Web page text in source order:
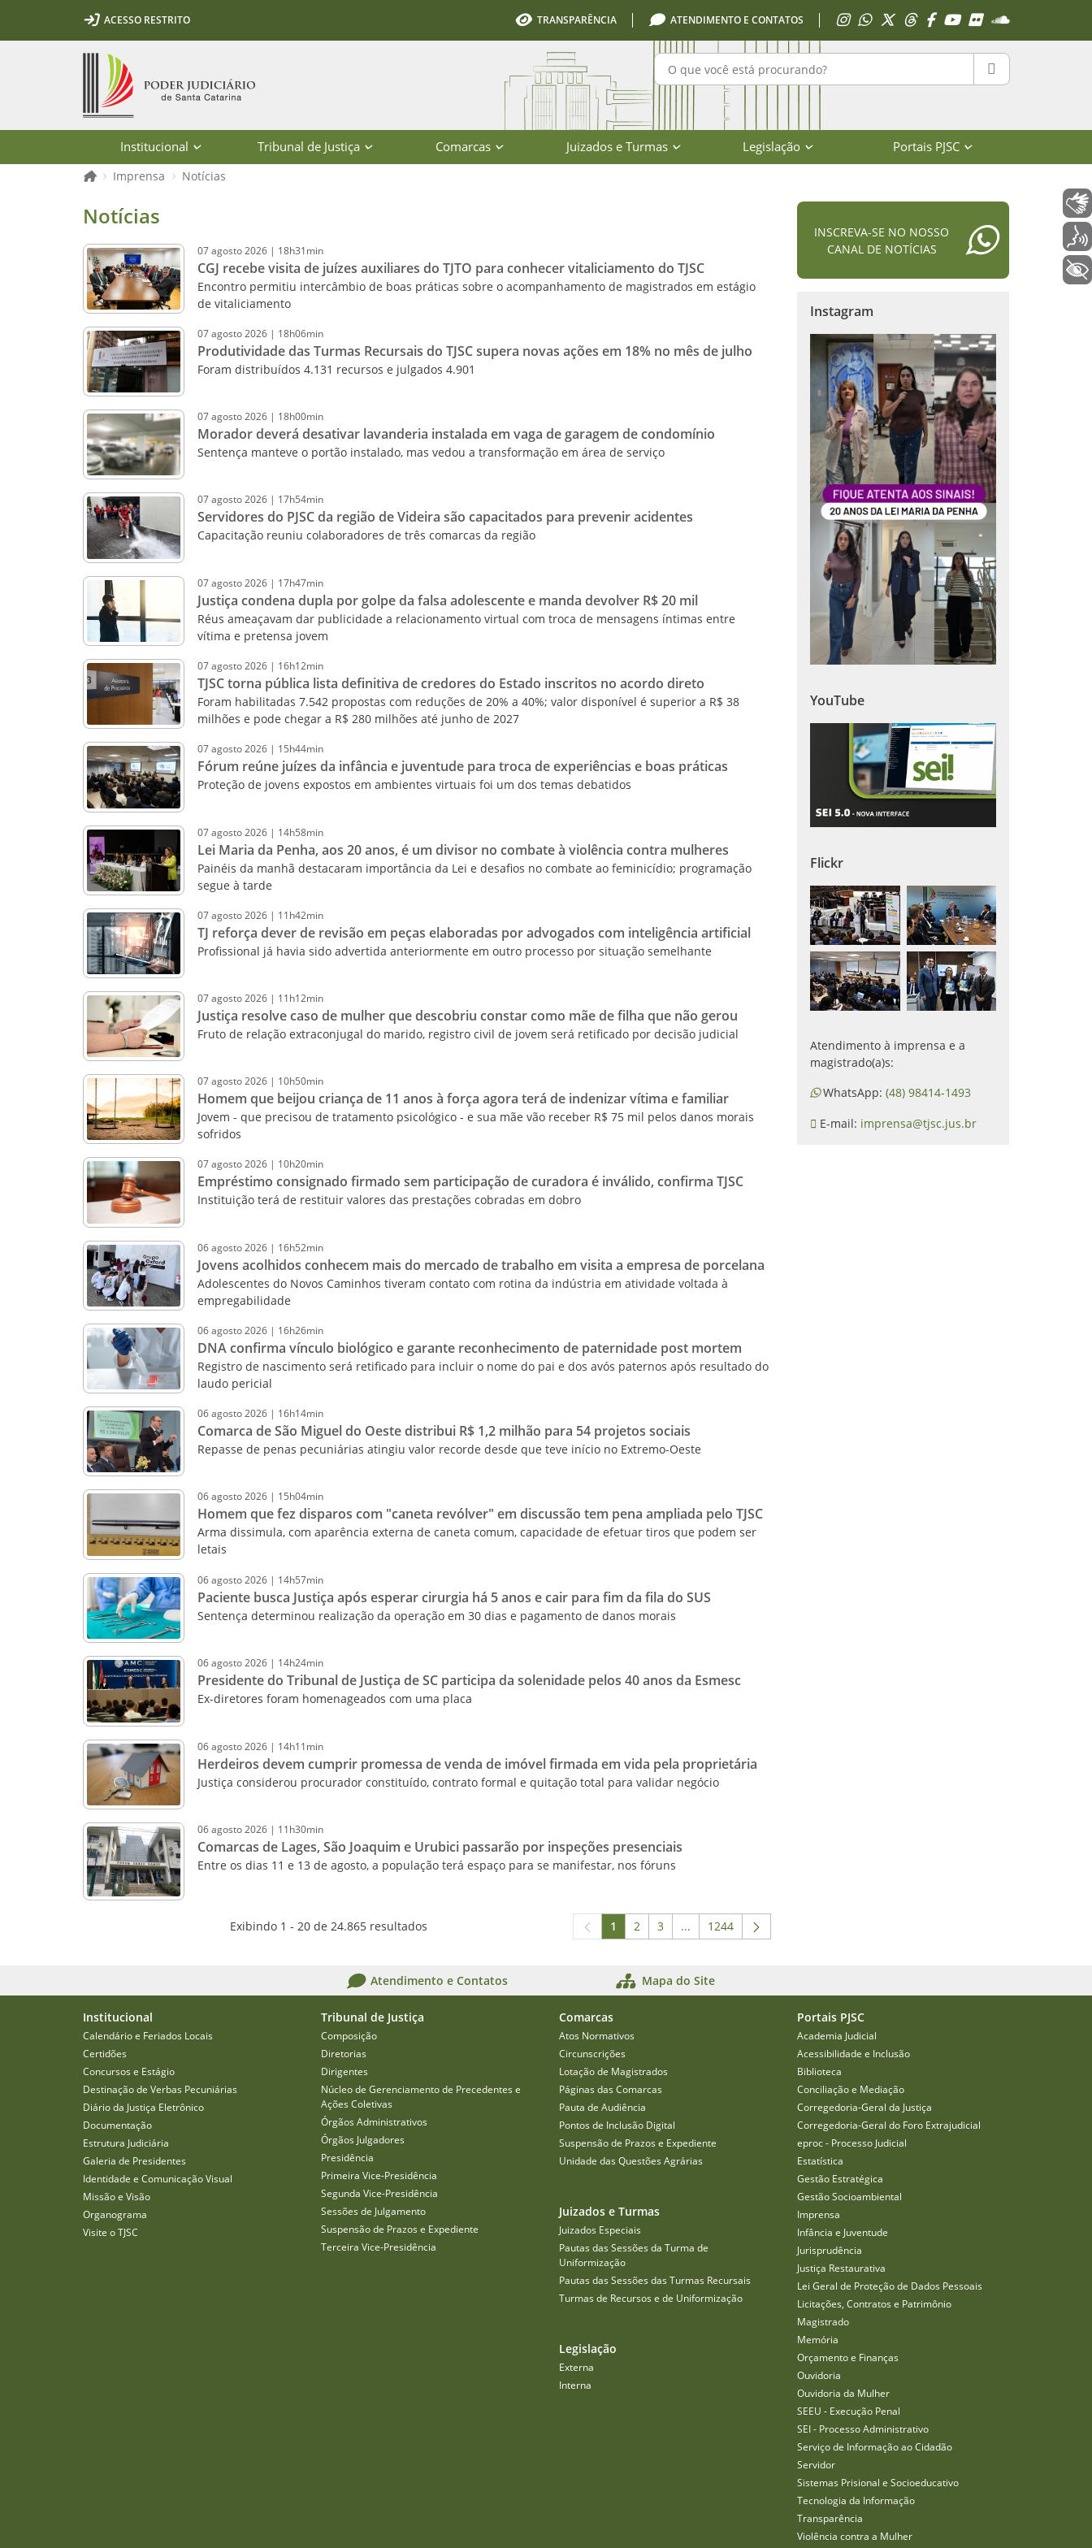
Ir para o conteúdo
Ir para a ferramenta de acessibilidade - Rybená
Ir para o menu principal
Ir para a pesquisa
Ir para o rodapé
Ir para a página inicialACESSO RESTRITO TRANSPARÊNCIA ATENDIMENTO E CONTATOS Acessar Instagram
Acessar WhatsApp
Acessar XAcessar Threads
Acessar Facebook
Acessar YouTube
Acessar Flickr
Acessar
Pesquisar no portal PESQUISAR
Institucional Tribunal de Justiça Comarcas Juizados e Turmas Legislação Portais PJSC
Página inicial
Imprensa Notícias
Notícias - Imprensa - Poder Judiciário de Santa Catarina
Notícias
07agosto2026 | 18h31min
CGJ recebe visita de juízes auxiliares do TJTO para conhecer vitaliciamento do TJSC
Encontro permitiu intercâmbio de boas práticas sobre o acompanhamento de magistrados em estágio
de vitaliciamento
07agosto2026 | 18h06min
Produtividade das Turmas Recursais do TJSC supera novas ações em 18% no mês de julho
Foram distribuídos 4.131 recursos e julgados 4.901
07agosto2026 | 18h00min
Morador deverá desativar lavanderia instalada em vaga de garagem de condomínio
Sentença manteve o portão instalado, mas vedou a transformação em área de serviço
07agosto2026 | 17h54min
Servidores do PJSC da região de Videira são capacitados para prevenir acidentes
Capacitação reuniu colaboradores de três comarcas da região
07agosto2026 | 17h47min
Justiça condena dupla por golpe da falsa adolescente e manda devolver R$ 20 mil
Réus ameaçavam dar publicidade a relacionamento virtual com troca de mensagens íntimas entre
vítima e pretensa jovem
07agosto2026 | 16h12min
TJSC torna pública lista definitiva de credores do Estado inscritos no acordo direto
Foram habilitadas 7.542 propostas com reduções de 20% a 40%; valor disponível é superior a R$ 38
milhões e pode chegar a R$ 280 milhões até junho de 2027
07agosto2026 | 15h44min
Fórum reúne juízes da infância e juventude para troca de experiências e boas práticas
Proteção de jovens expostos em ambientes virtuais foi um dos temas debatidos
07agosto2026 | 14h58min
Lei Maria da Penha, aos 20 anos, é um divisor no combate à violência contra mulheres
Painéis da manhã destacaram importância da Lei e desafios no combate ao feminicídio; programação
segue à tarde
07agosto2026 | 11h42min
TJ reforça dever de revisão em peças elaboradas por advogados com inteligência artificial
Profissional já havia sido advertida anteriormente em outro processo por situação semelhante
07agosto2026 | 11h12min
Justiça resolve caso de mulher que descobriu constar como mãe de filha que não gerou
Fruto de relação extraconjugal do marido, registro civil de jovem será retificado por decisão judicial
07agosto2026 | 10h50min
Homem que beijou criança de 11 anos à força agora terá de indenizar vítima e familiar
Jovem - que precisou de tratamento psicológico - e sua mãe vão receber R$ 75 mil pelos danos morais
sofridos
07agosto2026 | 10h20min
Empréstimo consignado firmado sem participação de curadora é inválido, confirma TJSC
Instituição terá de restituir valores das prestações cobradas em dobro
06agosto2026 | 16h52min
Jovens acolhidos conhecem mais do mercado de trabalho em visita a empresa de porcelana
Adolescentes do Novos Caminhos tiveram contato com rotina da indústria em atividade voltada à
empregabilidade
06agosto2026 | 16h26min
DNA confirma vínculo biológico e garante reconhecimento de paternidade post mortem
Registro de nascimento será retificado para incluir o nome do pai e dos avós paternos após resultado do
laudo pericial
06agosto2026 | 16h14min
Comarca de São Miguel do Oeste distribui R$ 1,2 milhão para 54 projetos sociais
Repasse de penas pecuniárias atingiu valor recorde desde que teve início no Extremo-Oeste
06agosto2026 | 15h04min
Homem que fez disparos com "caneta revólver" em discussão tem pena ampliada pelo TJSC
Arma dissimula, com aparência externa de caneta comum, capacidade de efetuar tiros que podem ser
letais
06agosto2026 | 14h57min
Paciente busca Justiça após esperar cirurgia há 5 anos e cair para fim da fila do SUS
Sentença determinou realização da operação em 30 dias e pagamento de danos morais
06agosto2026 | 14h24min
Presidente do Tribunal de Justiça de SC participa da solenidade pelos 40 anos da Esmesc
Ex-diretores foram homenageados com uma placa
06agosto2026 | 14h11min
Herdeiros devem cumprir promessa de venda de imóvel firmada em vida pela proprietária
Justiça considerou procurador constituído, contrato formal e quitação total para validar negócio
06agosto2026 | 11h30min
Comarcas de Lages, São Joaquim e Urubici passarão por inspeções presenciais
Entre os dias 11 e 13 de agosto, a população terá espaço para se manifestar, nos fóruns
Exibindo 1 - 20 de 24.865 resultados Página
1 Página
2 Página
3 ...Páginas intermediárias Usar ABA para navegar.
Página
1244
INSCREVA-SE NO NOSSO
CANAL DE NOTÍCIAS
Instagram
YouTube
Flickr
Atendimento à imprensa e a
magistrado(a)s:
WhatsApp: (48) 98414-1493
E-mail: imprensa@tjsc.jus.br
Atendimento e Contatos Mapa do Site
Institucional
Calendário e Feriados Locais
Certidões
Concursos e Estágio
Destinação de Verbas Pecuniárias
Diário da Justiça Eletrônico
Documentação
Estrutura Judiciária
Galeria de Presidentes
Identidade e Comunicação Visual
Missão e Visão
Organograma
Visite o TJSC
Tribunal de Justiça
Composição
Diretorias
Dirigentes
Núcleo de Gerenciamento de Precedentes e
Ações Coletivas
Órgãos Administrativos
Órgãos Julgadores
Presidência
Primeira Vice-Presidência
Segunda Vice-Presidência
Sessões de Julgamento
Suspensão de Prazos e Expediente
Terceira Vice-Presidência
Comarcas
Atos Normativos
Circunscrições
Lotação de Magistrados
Páginas das Comarcas
Pauta de Audiência
Pontos de Inclusão Digital
Suspensão de Prazos e Expediente
Unidade das Questões Agrárias
Juizados e Turmas
Juizados Especiais
Pautas das Sessões da Turma de
Uniformização
Pautas das Sessões das Turmas Recursais
Turmas de Recursos e de Uniformização
Legislação
Externa
Interna
Portais PJSC
Academia Judicial
Acessibilidade e Inclusão
Biblioteca
Conciliação e Mediação
Corregedoria-Geral da Justiça
Corregedoria-Geral do Foro Extrajudicial
eproc - Processo Judicial
Estatística
Gestão Estratégica
Gestão Socioambiental
Imprensa
Infância e Juventude
Jurisprudência
Justiça Restaurativa
Lei Geral de Proteção de Dados Pessoais
Licitações, Contratos e Patrimônio
Magistrado
Memória
Orçamento e Finanças
Ouvidoria
Ouvidoria da Mulher
SEEU - Execução Penal
SEI - Processo Administrativo
Serviço de Informação ao Cidadão
Servidor
Sistemas Prisional e Socioeducativo
Tecnologia da Informação
Transparência
Violência contra a Mulher
Libras
+ Acessibilidade